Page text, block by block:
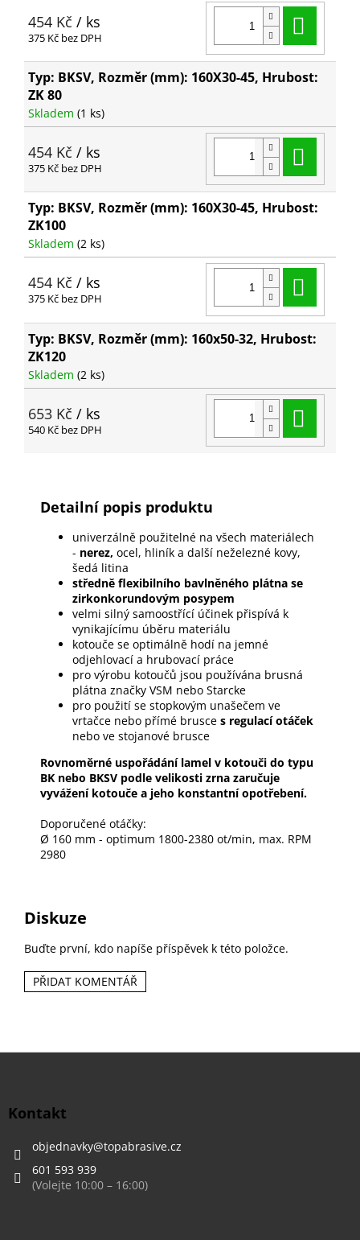
454 Kč / ks
375 Kč bez DPH
Typ: BKSV, Rozměr (mm): 160X30-45, Hrubost:
ZK 80
Skladem (1 ks)
454 Kč / ks
375 Kč bez DPH
Typ: BKSV, Rozměr (mm): 160X30-45, Hrubost:
ZK100
Skladem (2 ks)
454 Kč / ks
375 Kč bez DPH
Typ: BKSV, Rozměr (mm): 160x50-32, Hrubost:
ZK120
Skladem (2 ks)
653 Kč / ks
540 Kč bez DPH
Detailní popis produktu
univerzálně použitelné na všech materiálech
- nerez, ocel, hliník a další neželezné kovy,
šedá litina
středně flexibilního bavlněného plátna se
zirkonkorundovým posypem
velmi silný samoostřící účinek přispívá k
vynikajícímu úběru materiálu
kotouče se optimálně hodí na jemné
odjehlovací a hrubovací práce
pro výrobu kotoučů jsou používána brusná
plátna značky VSM nebo Starcke
pro použití se stopkovým unašečem ve
vrtačce nebo přímé brusce s regulací otáček
nebo ve stojanové brusce
Rovnoměrné uspořádání lamel v kotouči do typu
BK nebo BKSV podle velikosti zrna zaručuje
vyvážení kotouče a jeho konstantní opotřebení.
Doporučené otáčky:
Ø 160 mm - optimum 1800-2380 ot/min, max. RPM
2980
Diskuze
Buďte první, kdo napíše příspěvek k této položce.
PŘIDAT KOMENTÁŘ
Z
Kontakt
objednavky@topabrasive.cz
601 593 939